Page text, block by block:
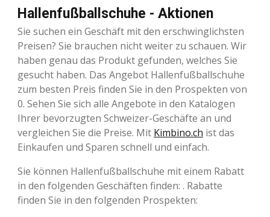
Hallenfußballschuhe - Aktionen
Sie suchen ein Geschäft mit den erschwinglichsten
Preisen? Sie brauchen nicht weiter zu schauen. Wir
haben genau das Produkt gefunden, welches Sie
gesucht haben. Das Angebot Hallenfußballschuhe
zum besten Preis finden Sie in den Prospekten von
0. Sehen Sie sich alle Angebote in den Katalogen
Ihrer bevorzugten Schweizer-Geschäfte an und
vergleichen Sie die Preise. Mit Kimbino.ch ist das
Einkaufen und Sparen schnell und einfach.
Sie können Hallenfußballschuhe mit einem Rabatt
in den folgenden Geschäften finden: . Rabatte
finden Sie in den folgenden Prospekten: